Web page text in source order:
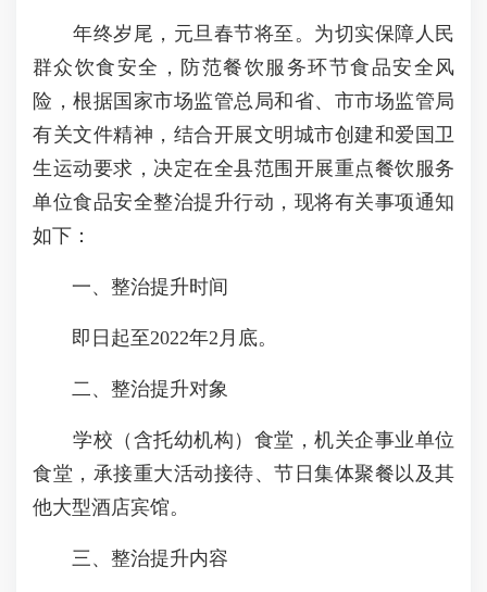
年终岁尾，元旦春节将至。为切实保障人民
群众饮食安全，防范餐饮服务环节食品安全风
险，根据国家市场监管总局和省、市市场监管局
有关文件精神，结合开展文明城市创建和爱国卫
生运动要求，决定在全县范围开展重点餐饮服务
单位食品安全整治提升行动，现将有关事项通知
如下：
一、整治提升时间
即日起至2022年2月底。
二、整治提升对象
学校（含托幼机构）食堂，机关企事业单位
食堂，承接重大活动接待、节日集体聚餐以及其
他大型酒店宾馆。
三、整治提升内容